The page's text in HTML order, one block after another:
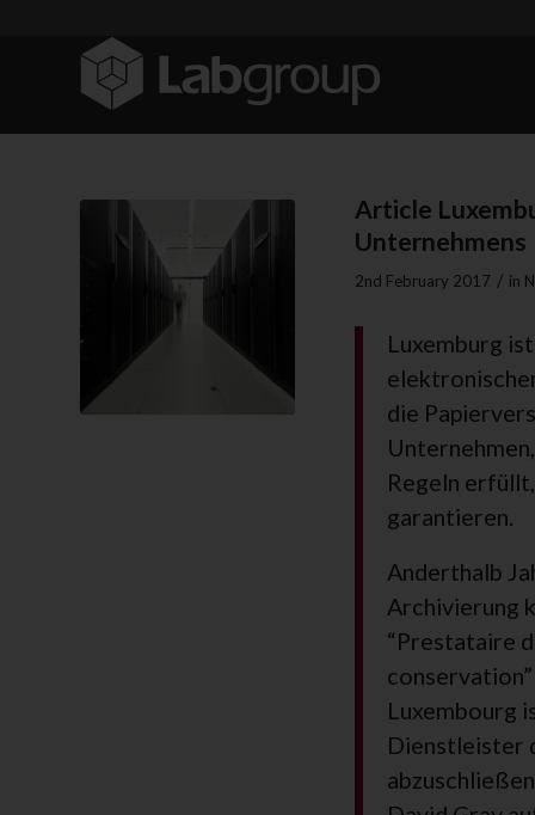
Article
Unternehmens
2nd February 2017 / in
Luxemburg
die
Regeln
garantieren.
Anderthalb
Archivierung
“Prestataire
Luxembourg
Dienstleister